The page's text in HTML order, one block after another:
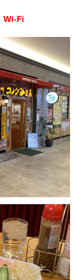
Wi-Fi